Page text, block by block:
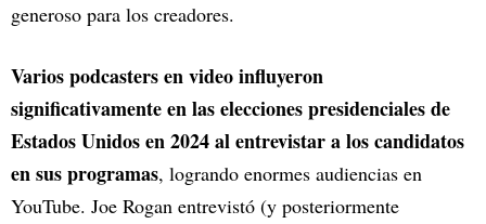
generoso para los creadores.
Varios podcasters en video influyeron
significativamente en las elecciones presidenciales de
Estados Unidos en 2024 al entrevistar a los candidatos
en sus programas, logrando enormes audiencias en
YouTube. Joe Rogan entrevistó (y posteriormente